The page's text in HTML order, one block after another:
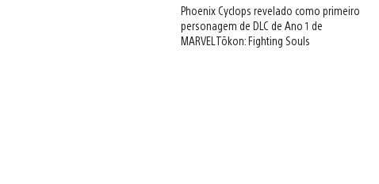
Phoenix Cyclops revelado como primeiro
personagem de DLC de Ano 1 de
MARVEL Tōkon: Fighting Souls